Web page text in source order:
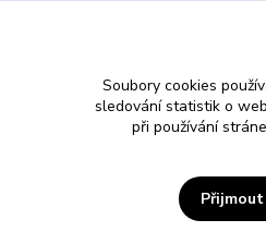
Soubory cookies
sledování statistik o
při používání